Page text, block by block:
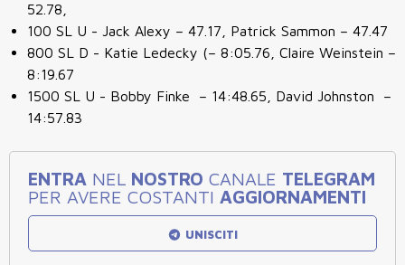
52.78,
100 SL U - Jack Alexy – 47.17, Patrick Sammon – 47.47
800 SL D - Katie Ledecky (– 8:05.76, Claire Weinstein –
8:19.67
1500 SL U - Bobby Finke – 14:48.65, David Johnston –
14:57.83
ENTRA NEL NOSTRO CANALE TELEGRAM
PER AVERE COSTANTI AGGIORNAMENTI
UNISCITI